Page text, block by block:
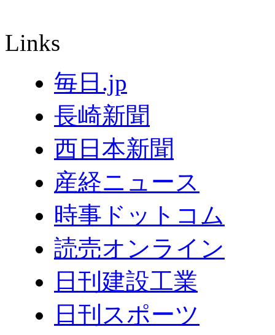
Links
毎日.jp
長崎新聞
西日本新聞
産経ニュース
時事ドットコム
読売オンライン
日刊建設工業
日刊スポーツ